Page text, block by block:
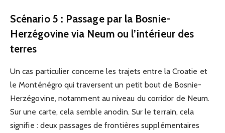
Scénario 5 : Passage par la Bosnie-
Herzégovine via Neum ou l’intérieur des
terres
Un cas particulier concerne les trajets entre la Croatie et
le Monténégro qui traversent un petit bout de Bosnie-
Herzégovine, notamment au niveau du corridor de Neum.
Sur une carte, cela semble anodin. Sur le terrain, cela
signifie : deux passages de frontières supplémentaires